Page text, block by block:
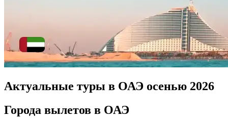
Актуальные туры в ОАЭ осенью 2026
Города вылетов в ОАЭ